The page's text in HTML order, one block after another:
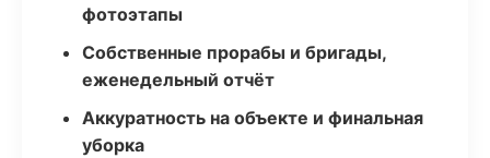
фотоэтапы
Собственные прорабы и бригады,
еженедельный отчёт
Аккуратность на объекте и финальная
уборка